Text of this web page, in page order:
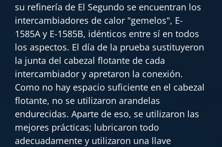
su refinería de El Segundo se encuentran los
intercambiadores de calor "gemelos", E-
1585A y E-1585B, idénticos entre sí en todos
los aspectos. El día de la prueba sustituyeron
la junta del cabezal flotante de cada
intercambiador y apretaron la conexión.
Como no hay espacio suficiente en el cabezal
flotante, no se utilizaron arandelas
endurecidas. Aparte de eso, se utilizaron las
mejores prácticas; lubricaron todo
adecuadamente y utilizaron una llave